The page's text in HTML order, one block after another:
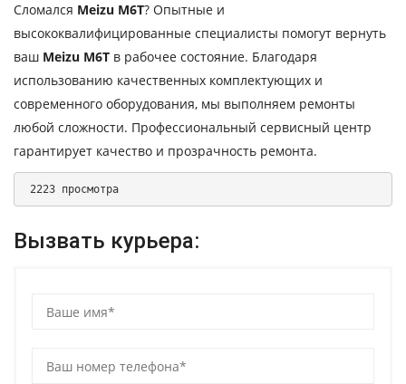
Сломался Meizu M6T? Опытные и
высококвалифицированные специалисты помогут вернуть
ваш Meizu M6T в рабочее состояние. Благодаря
использованию качественных комплектующих и
современного оборудования, мы выполняем ремонты
любой сложности. Профессиональный сервисный центр
гарантирует качество и прозрачность ремонта.
2223 просмотра
Вызвать курьера: